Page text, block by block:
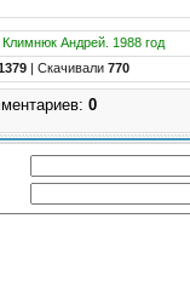
Климнюк Андрей. 1988 год
Скачивали 770
: 0